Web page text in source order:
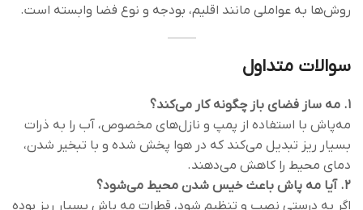
روش‌ها به عواملی مانند اقلیم، بودجه و نوع فضا وابسته است.
سوالات متداول
۱. مه‌ ساز فضای باز چگونه کار می‌کند؟
مه‌پاش با استفاده از پمپ و نازل‌های مخصوص، آب را به ذرات
بسیار ریز تبدیل می‌کند که در هوا پخش شده و با تبخیر شدن،
دمای محیط را کاهش می‌دهند.
۲. آیا مه‌ پاش باعث خیس شدن محیط می‌شود؟
اگر به‌ درستی نصب و تنظیم شود، قطرات مه‌ پاش بسیار ریز بوده